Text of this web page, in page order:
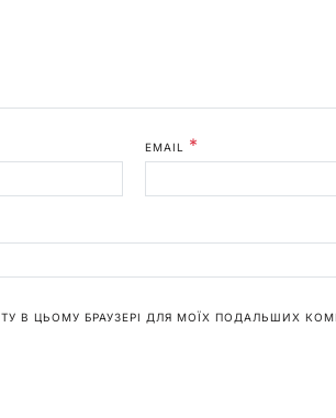
EMAIL *
В ЦЬОМУ БРАУЗЕРІ ДЛЯ МОЇХ ПОДАЛЬШИХ